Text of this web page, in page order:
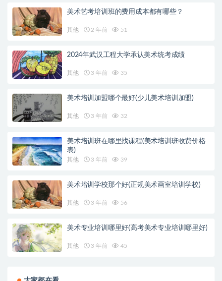
美术艺考培训班的费用成本都有哪些？
其他 2 年前 51
2024年武汉工程大学承认美术统考成绩
其他 3 年前 35
美术培训加盟哪个最好(少儿美术培训加盟)
其他 3 年前 32
美术培训班在哪里找课程(美术培训班收费价格
表)
其他 3 年前 39
美术培训学校那个好(正规美术画室培训学校)
其他 3 年前 56
美术专业培训哪里好(高考美术专业培训哪里好)
其他 3 年前 45